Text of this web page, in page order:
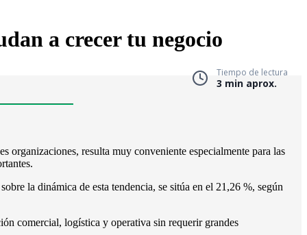
a crecer tu negocio
Tiempo de lectura
3 min aprox.
organizaciones, resulta muy conveniente especialmente para las
la dinámica de esta tendencia, se sitúa en el 21,26 %, según
comercial, logística y operativa sin requerir grandes